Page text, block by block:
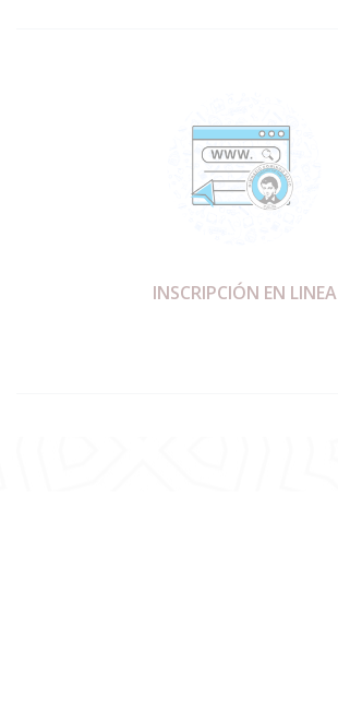
INSCRIPCIÓN EN LINEA